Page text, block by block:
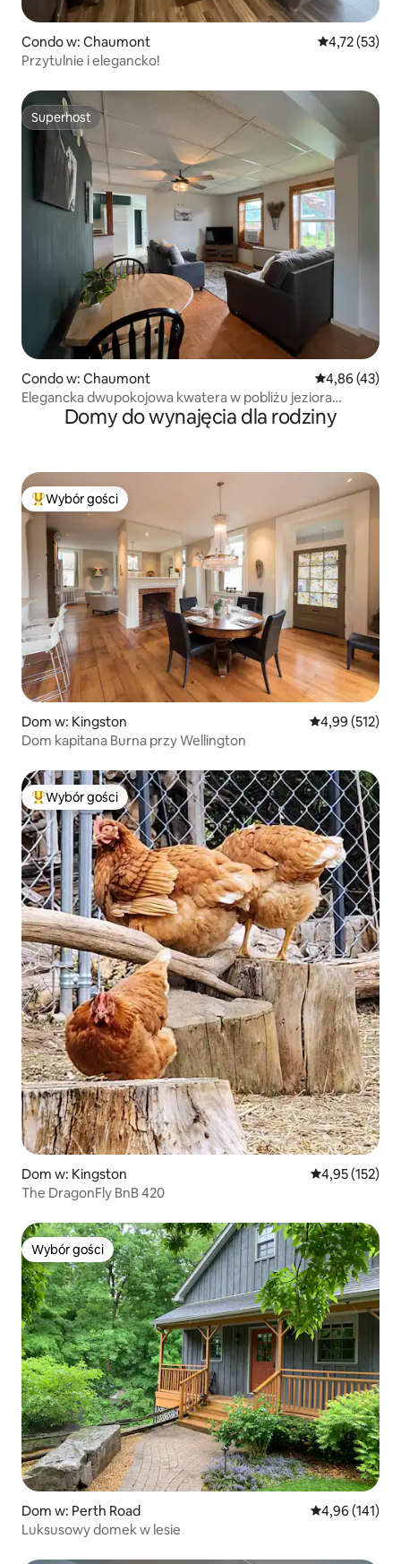
Condo w: Chaumont Średnia
4,72 (53)
Przytulnie i elegancko!
Superhost
Superhost
Condo w: Chaumont Średnia
4,86 (43)
Elegancka dwupokojowa kwatera w pobliżu jeziora
OntarioDomy do wynajęcia dla rodziny
Najpopularniejsze z kategorii Wybór gości
Wybór gości
Dom w: Kingston Średnia
4,99 (512)
Dom kapitana Burna przy Wellington
Najpopularniejsze z kategorii Wybór gości
Wybór gości
Dom w: Kingston Średnia
4,95 (152)
The DragonFly BnB 420
Wybór gości
Wybór gości
Dom w: Perth Road Średnia
4,96 (141)
Luksusowy domek w lesie